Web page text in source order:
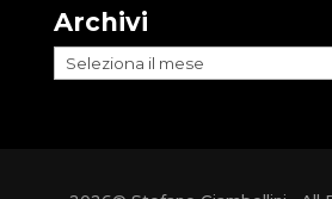
Archivi
Archivi